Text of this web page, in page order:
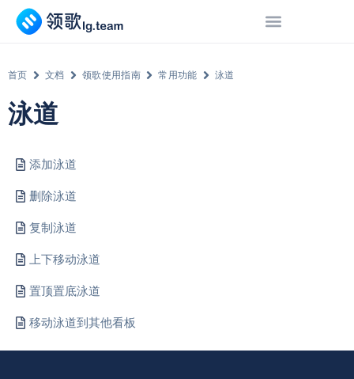
首页 文档 领歌使用指南 常用功能 泳道
泳道
添加泳道
删除泳道
复制泳道
上下移动泳道
置顶置底泳道
移动泳道到其他看板